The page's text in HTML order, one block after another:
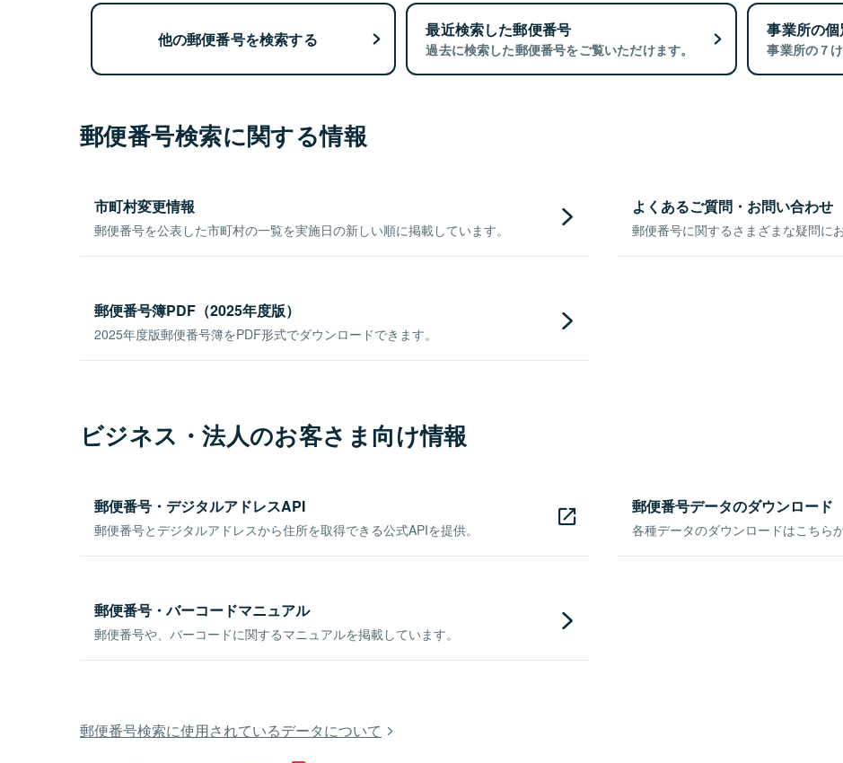
他の郵便番号を検索する 最近検索した郵便番号
過去に検索した郵便番号をご覧いただけます。
事業所の
事業所の７
郵便番号検索に関する情報
市町村変更情報
郵便番号を公表した市町村の一覧を実施日の新しい順に掲載しています。
よくあるご質問・お問い合わせ
郵便番号に関するさまざまな疑問に
郵便番号簿PDF（2025年度版）
2025年度版郵便番号簿をPDF形式でダウンロードできます。
ビジネス・法人のお客さま向け情報
郵便番号・デジタルアドレスAPI
郵便番号とデジタルアドレスから住所を取得できる公式APIを提供。
郵便番号データのダウンロード
各種データのダウンロードはこちら
郵便番号・バーコードマニュアル
郵便番号や、バーコードに関するマニュアルを掲載しています。
郵便番号検索に使用されているデータについて